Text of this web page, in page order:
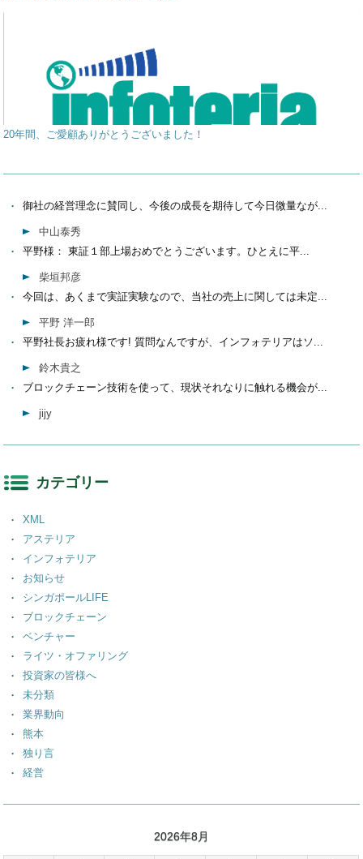
20年間、ご愛顧ありがとうございました！
御社の経営理念に賛同し、今後の成長を期待して今日微量なが...
中山泰秀
平野様： 東証１部上場おめでとうございます。ひとえに平...
柴垣邦彦
今回は、あくまで実証実験なので、当社の売上に関しては未定...
平野 洋一郎
平野社長お疲れ様です! 質問なんですが、インフォテリアはソ...
鈴木貴之
ブロックチェーン技術を使って、現状それなりに触れる機会が...
jijy
カテゴリー
XML
アステリア
インフォテリア
お知らせ
シンガポールLIFE
ブロックチェーン
ベンチャー
ライツ・オファリング
投資家の皆様へ
未分類
業界動向
熊本
独り言
経営
2026年8月